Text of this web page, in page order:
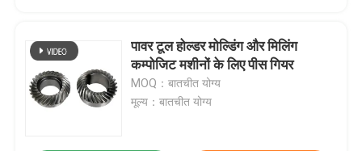
उत्पादों
पावर टूल होल्डर मोल्डिंग और मिलिंग
कम्पोजिट मशीनों के लिए पीस गियर
MOQ：बातचीत योग्य
मूल्य：बातचीत योग्य